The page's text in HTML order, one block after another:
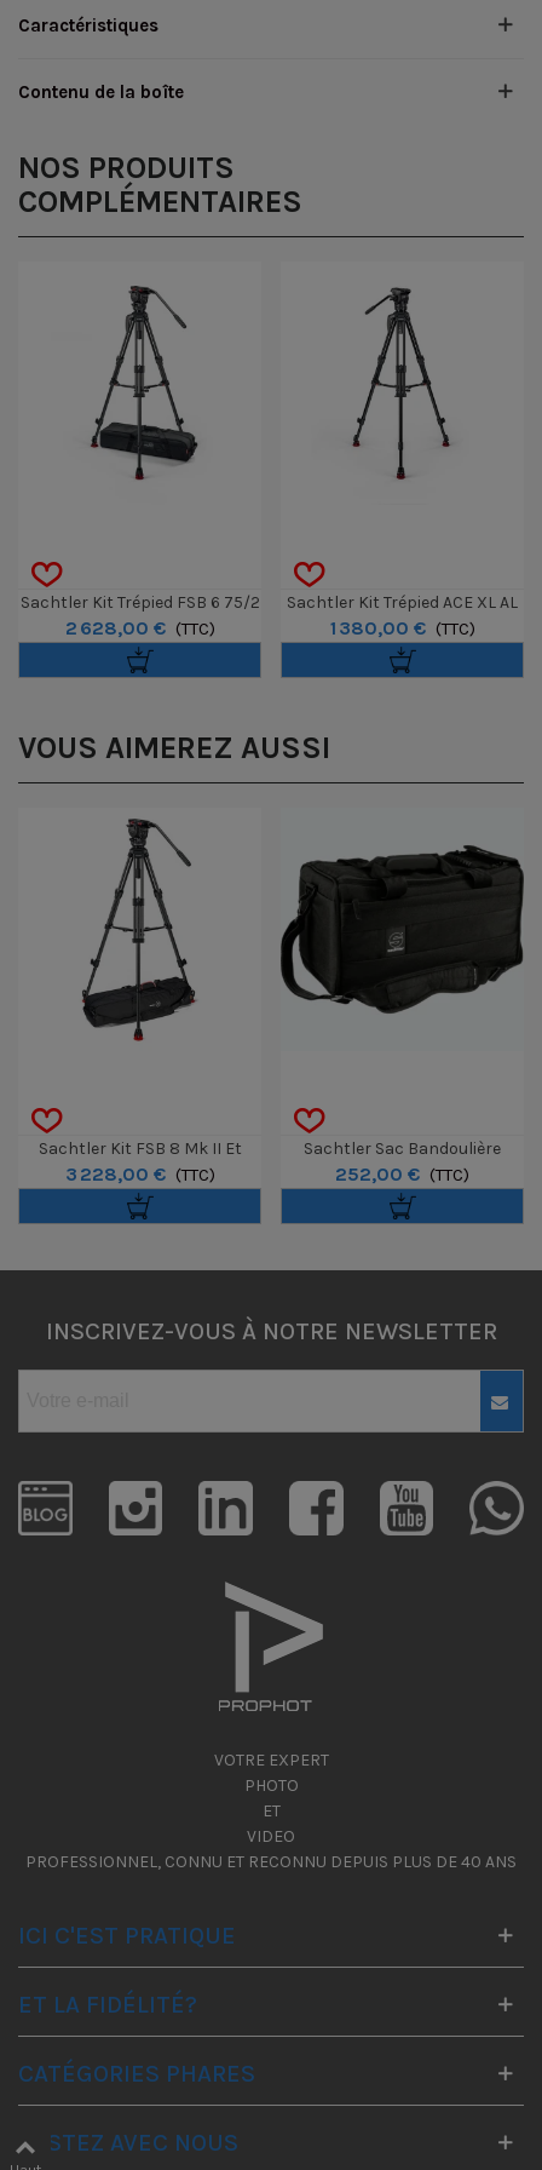
Caractéristiques
Contenu de la boîte
NOS PRODUITS
COMPLÉMENTAIRES
Sachtler Kit Trépied FSB 6 75/2
CF MS MK II
2 628,00 € (TTC)
Sachtler Kit Trépied ACE XL AL
GS Mk II
1 380,00 € (TTC)
VOUS AIMEREZ AUSSI
Sachtler Kit FSB 8 Mk II Et
Trépied 75/2 Carbone MS
3 228,00 € (TTC)
Sachtler Sac Bandoulière
Camporter
252,00 € (TTC)
INSCRIVEZ-VOUS À NOTRE NEWSLETTER
VOTRE EXPERT
PHOTO
ET
VIDEO
PROFESSIONNEL, CONNU ET RECONNU DEPUIS PLUS DE 40 ANS
ICI C'EST PRATIQUE
ET LA FIDÉLITÉ?
CATÉGORIES PHARES
RESTEZ AVEC NOUS